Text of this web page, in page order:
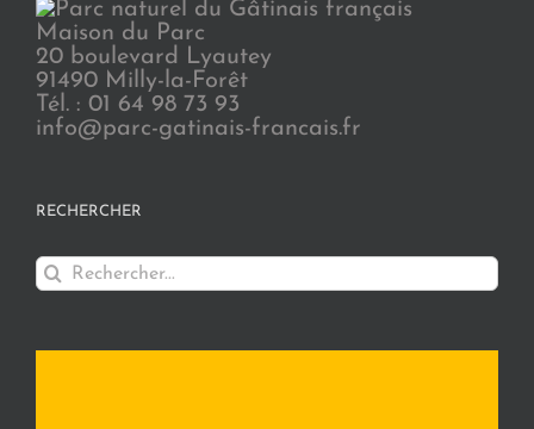
Maison du Parc
20 boulevard Lyautey
91490 Milly-la-Forêt
Tél. : 01 64 98 73 93
info@parc-gatinais-francais.fr
RECHERCHER
Rechercher: